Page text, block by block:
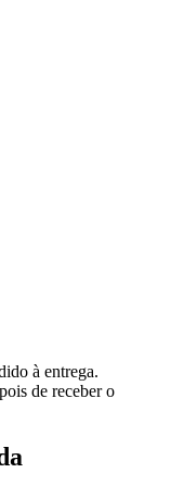
à entrega.
de receber o